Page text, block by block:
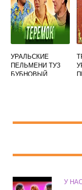
УРАЛЬСКИЕ
ПЕЛЬМЕНИ ТУЗ
БУБНОВЫЙ
У